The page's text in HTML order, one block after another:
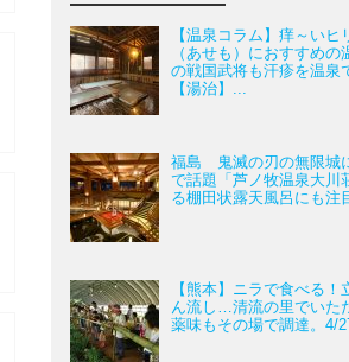
【温泉コラム】痒～い
（あせも）におすすめの
の戦国武将も汗疹を温泉
【湯治】...
福島 鬼滅の刃の無限城
で話題「芦ノ牧温泉大川
る棚田状露天風呂にも注
【熊本】ニラで食べる！
ん流し…清流の里でいた
薬味もその場で調達。4/